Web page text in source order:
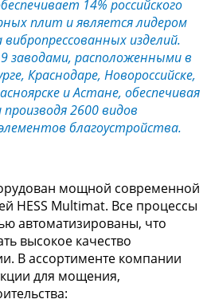
14% российского
плит и является лидером
изделий.
заводами, расположенными в
Краснодаре, Новороссийске,
и Астане, обеспечивая
2600 видов
благоустройства.
мощной современной
HESS Multimat. Все процессы
автоматизированы, что
высокое качество
В ассортименте компании
для мощения,